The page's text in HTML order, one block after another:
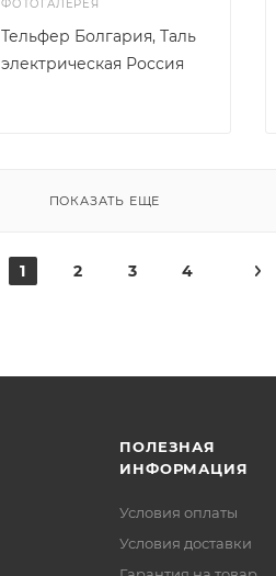
ФОТОГАЛЕРЕЯ
Тельфер Болгария, Таль
электрическая Россия
ПОКАЗАТЬ ЕЩЕ
1 2 3 4
ПОЛЕЗНАЯ
ИНФОРМАЦИЯ
Условия оплаты
Условия доставки